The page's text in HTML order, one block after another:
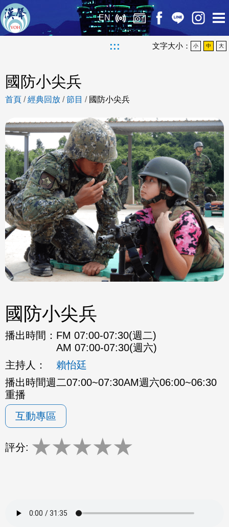
EN
::: 文字大小： 小 中 大
國防小尖兵
首頁 /經典回放 /節目 / 國防小尖兵
國防小尖兵
播出時間： FM 07:00-07:30(週二)
AM 07:00-07:30(週六)
主持人：
賴怡廷
播出時間週二07:00~07:30AM週六06:00~06:30
重播
互動專區
評分: ★★★★★